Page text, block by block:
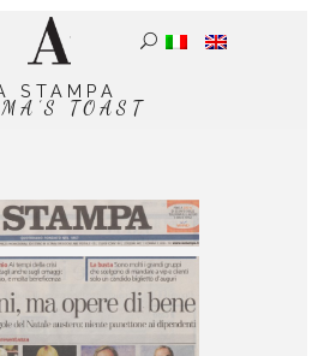
STAMPA
TOAST